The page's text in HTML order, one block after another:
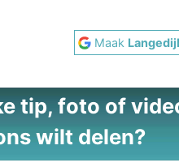
Maak
tip, foto of
wilt delen?